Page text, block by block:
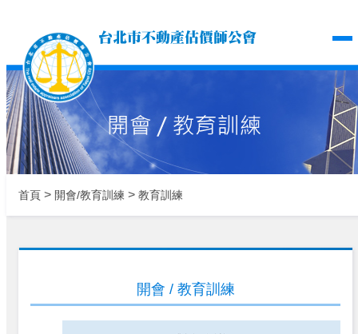
台北市不動產估價師公
首頁 > 開會/教育訓練 > 教育訓練
開會 / 教育訓練